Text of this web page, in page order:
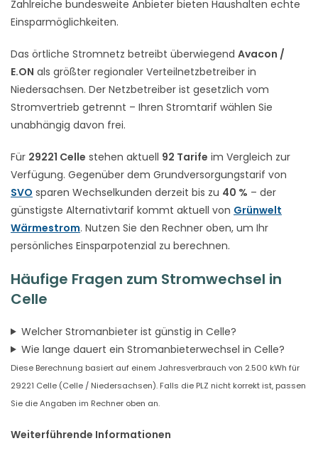
Zahlreiche bundesweite Anbieter bieten Haushalten echte
Einsparmöglichkeiten.
Das örtliche Stromnetz betreibt überwiegend Avacon /
E.ON als größter regionaler Verteilnetzbetreiber in
Niedersachsen. Der Netzbetreiber ist gesetzlich vom
Stromvertrieb getrennt – Ihren Stromtarif wählen Sie
unabhängig davon frei.
Für 29221 Celle stehen aktuell 92 Tarife im Vergleich zur
Verfügung. Gegenüber dem Grundversorgungstarif von
SVO sparen Wechselkunden derzeit bis zu 40 % – der
günstigste Alternativtarif kommt aktuell von Grünwelt
Wärmestrom. Nutzen Sie den Rechner oben, um Ihr
persönliches Einsparpotenzial zu berechnen.
Häufige Fragen zum Stromwechsel in
Celle
Welcher Stromanbieter ist günstig in Celle?
Wie lange dauert ein Stromanbieterwechsel in Celle?
Diese Berechnung basiert auf einem Jahresverbrauch von 2.500 kWh für
29221 Celle (Celle / Niedersachsen). Falls die PLZ nicht korrekt ist, passen
Sie die Angaben im Rechner oben an.
Weiterführende Informationen